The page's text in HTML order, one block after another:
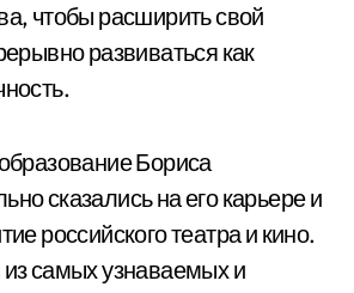
чтобы расширить свой
развиваться как
Бориса
сказались на его карьере и
российского театра и кино.
самых узнаваемых и